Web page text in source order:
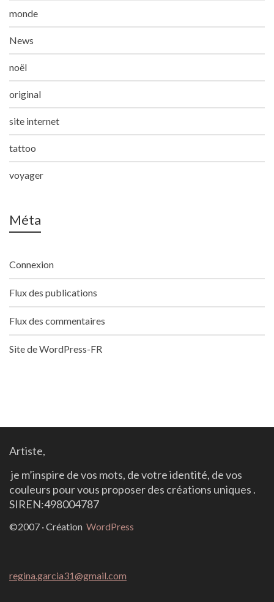
monde
News
noël
original
site internet
tattoo
voyager
Méta
Connexion
Flux des publications
Flux des commentaires
Site de WordPress-FR
Artiste,
je m’inspire de vos mots, de votre identité, de vos
couleurs pour vous proposer des créations uniques .
SIREN:498004787
©2007 · Création WordPress
regina.garcia31@gmail.com